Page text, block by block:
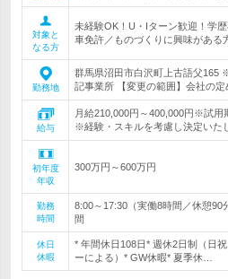
対象と
なる方
未経験OK！U・Iターン歓迎！学
車免許／ものづくりに興味がある
勤務地
群馬県沼田市白沢町上古語父165
記事業所 【変更の範囲】会社の定
給与
月給210,000円～400,000円※試用
※経験・スキルを考慮し決定いた
初年度
年収
300万円～600万円
勤務
時間
8:00～17:30（実働8時間／休憩
間
休日
休暇
* 年間休日108日* 週休2日制（日
ーによる）* GW休暇* 夏季休…